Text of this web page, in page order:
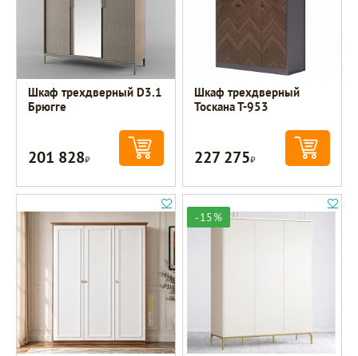
Шкаф трехдверный D3.1
Брюгге
201 828Р
Шкаф трехдверный
Тоскана Т-953
227 275Р
-15%